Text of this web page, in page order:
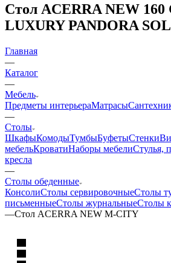
Стол ACERRA NEW 160
LUXURY PANDORA
Главная
—
Каталог
—
Мебель
Предметы интерьераМатрасы
—
Столы
ШкафыКомодыТумбыБуфетыСтенки
мебельКроватиНаборы мебелиСтулья,
кресла
—
Столы обеденные
КонсолиСтолы сервировочныеСтолы
письменныеСтолы журнальныеСтолы
—Стол ACERRA NEW M-CITY